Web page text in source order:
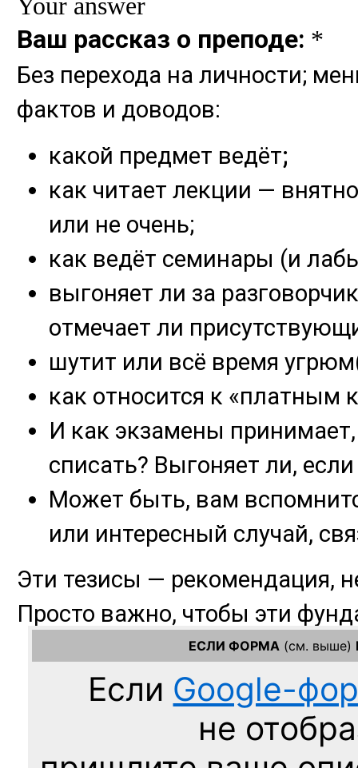
ЕСЛИ ФОРМА (см. выше)
Если Google-
не